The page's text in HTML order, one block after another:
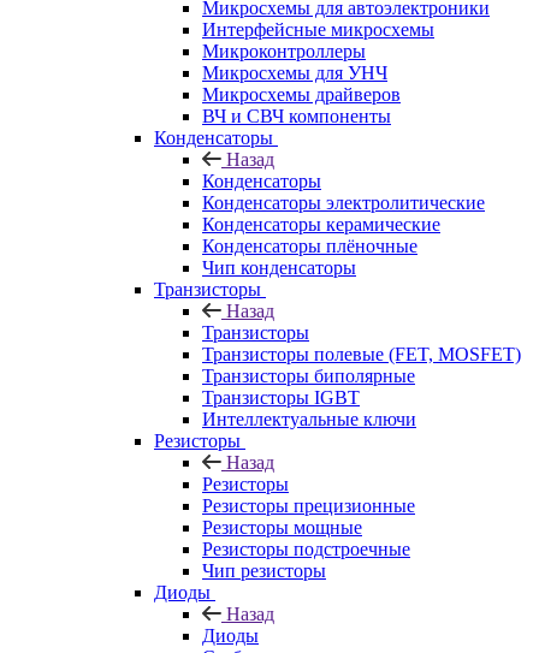
Микросхемы для автоэлектроники
Интерфейсные микросхемы
Микроконтроллеры
Микросхемы для УНЧ
Микросхемы драйверов
ВЧ и СВЧ компоненты
Конденсаторы
Назад
Конденсаторы
Конденсаторы электролитические
Конденсаторы керамические
Конденсаторы плёночные
Чип конденсаторы
Транзисторы
Назад
Транзисторы
Транзисторы полевые (FET, MOSFET)
Транзисторы биполярные
Транзисторы IGBT
Интеллектуальные ключи
Резисторы
Назад
Резисторы
Резисторы прецизионные
Резисторы мощные
Резисторы подстроечные
Чип резисторы
Диоды
Назад
Диоды